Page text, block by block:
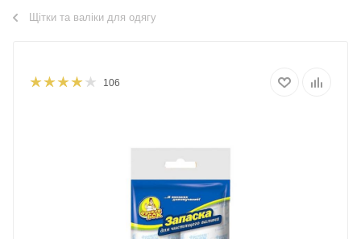
Щітки та валіки для одягу
106